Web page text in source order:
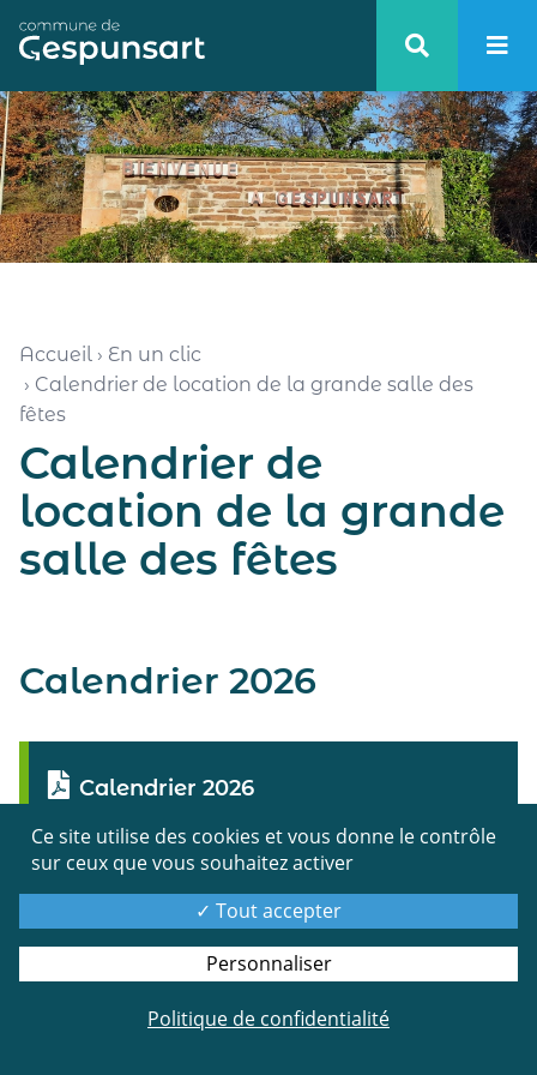
Haut de page
Accueil › En un clic
› Calendrier de location de la grande salle des
fêtes
Calendrier de
location de la grande
salle des fêtes
Calendrier 2026
Calendrier 2026
Ce site utilise des cookies et vous donne le contrôle
sur ceux que vous souhaitez activer
Tout accepter
Personnaliser
Politique de confidentialité